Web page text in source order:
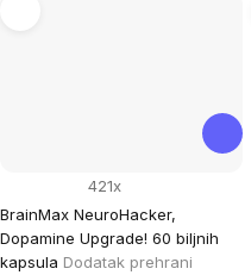
BrainMax NeuroHacker,
Dopamine Upgrade! 60 biljnih
kapsula Dodatak prehrani
421x